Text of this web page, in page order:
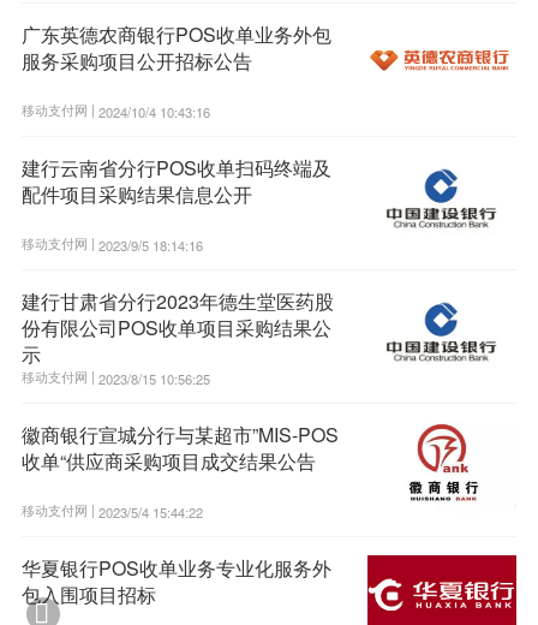
广东英德农商银行POS收单业务外包
服务采购项目公开招标公告
移动支付网 | 2024/10/4 10:43:16
建行云南省分行POS收单扫码终端及
配件项目采购结果信息公开
移动支付网 | 2023/9/5 18:14:16
建行甘肃省分行2023年德生堂医药股
份有限公司POS收单项目采购结果公
示
移动支付网 | 2023/8/15 10:56:25
徽商银行宣城分行与某超市”MIS-POS
收单“供应商采购项目成交结果公告
移动支付网 | 2023/5/4 15:44:22
华夏银行POS收单业务专业化服务外
包入围项目招标
